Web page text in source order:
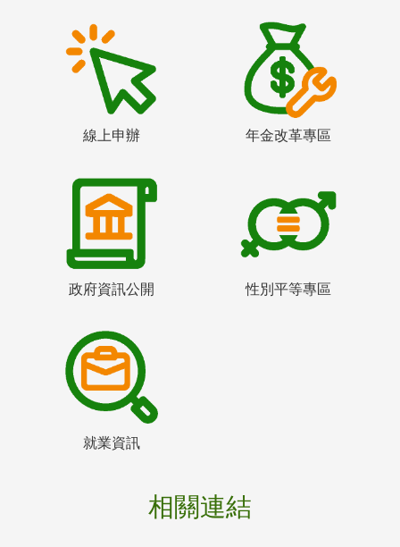
線上申辦 年金改革專區
政府資訊公開 性別平等專區
就業資訊
相關連結